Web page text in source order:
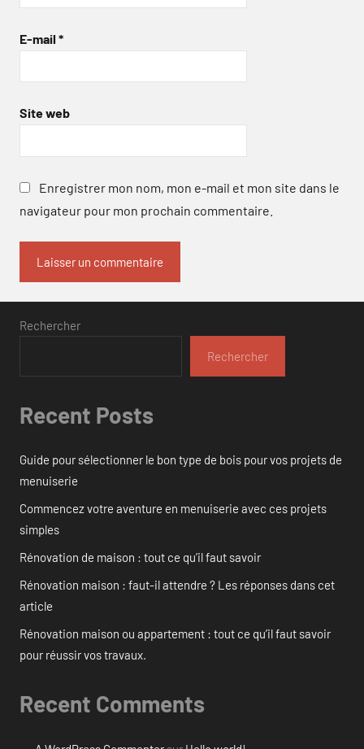
E-mail *
Site web
Enregistrer mon nom, mon e-mail et mon site dans le
navigateur pour mon prochain commentaire.
Rechercher
Rechercher
Recent Posts
Guide pour sélectionner le bon type de bois pour vos projets de
menuiserie
Commencez votre aventure en menuiserie avec ces projets
simples
Rénovation de maison : tout ce qu’il faut savoir
Rénovation maison : faut-il attendre ? Les réponses dans cet
article
Rénovation maison ou appartement : tout ce qu’il faut savoir
pour réussir vos travaux.
Recent Comments